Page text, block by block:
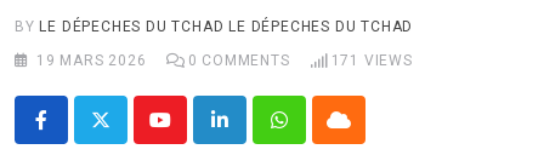
Afrique
International
À propos
BY LE DÉPECHES DU TCHAD LE DÉPECHES DU TCHAD
19 MARS 2026
0 COMMENTS 171 VIEWS
YoutubeLinkedInWhatsappCloud